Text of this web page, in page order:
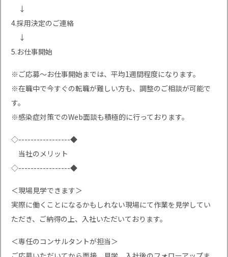
↓
4.採用決定のご連絡
↓
5.お仕事開始
※ご応募〜お仕事開始までは、平均1週間程度になります。
※在職中で今すぐの転職が難しい方も、調整のご相談が可能で
す。
※感染症対策でのWeb面談も積極的に行っております。
◇-----------------◆
当社のメリット
◇-----------------◆
＜現場見学できます＞
実際に働くことになるかもしれない現場にて作業を見学してい
ただき、ご納得の上、入社いただいております。
＜専任のコンサルタントが担当＞